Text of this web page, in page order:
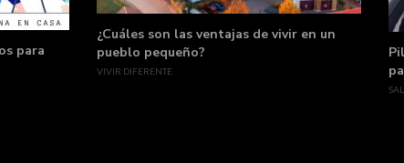
para
¿Cuáles son las ventajas de vivir en un
pueblo pequeño?
VIVIR DIFERENTE